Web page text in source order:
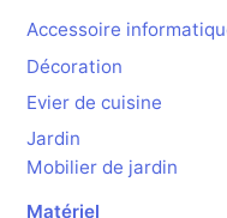
Accessoire
Décoration
Evier de cuisine
Jardin
Mobilier de jardin
Matériel